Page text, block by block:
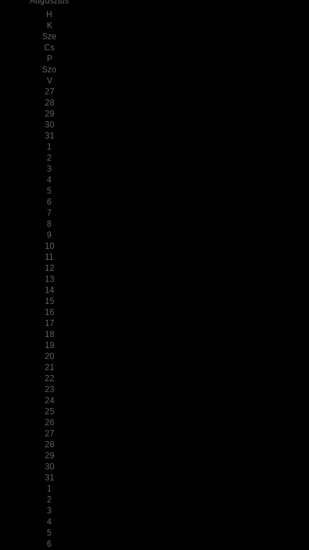
H
K
Sze
Cs
P
Szo
V
27
28
29
30
31
1
2
3
4
5
6
7
8
9
10
11
12
13
14
15
16
17
18
19
20
21
22
23
24
25
26
27
28
29
30
31
1
2
3
4
5
6